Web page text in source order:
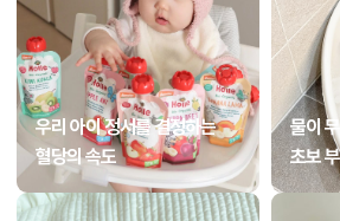
우리 아이 정서를 결정하는
혈당의 속도
물이
초보